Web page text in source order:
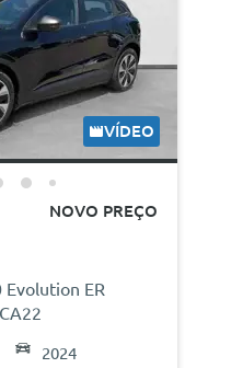
VÍDEO
NOVO PREÇO
Evolution ER
2024